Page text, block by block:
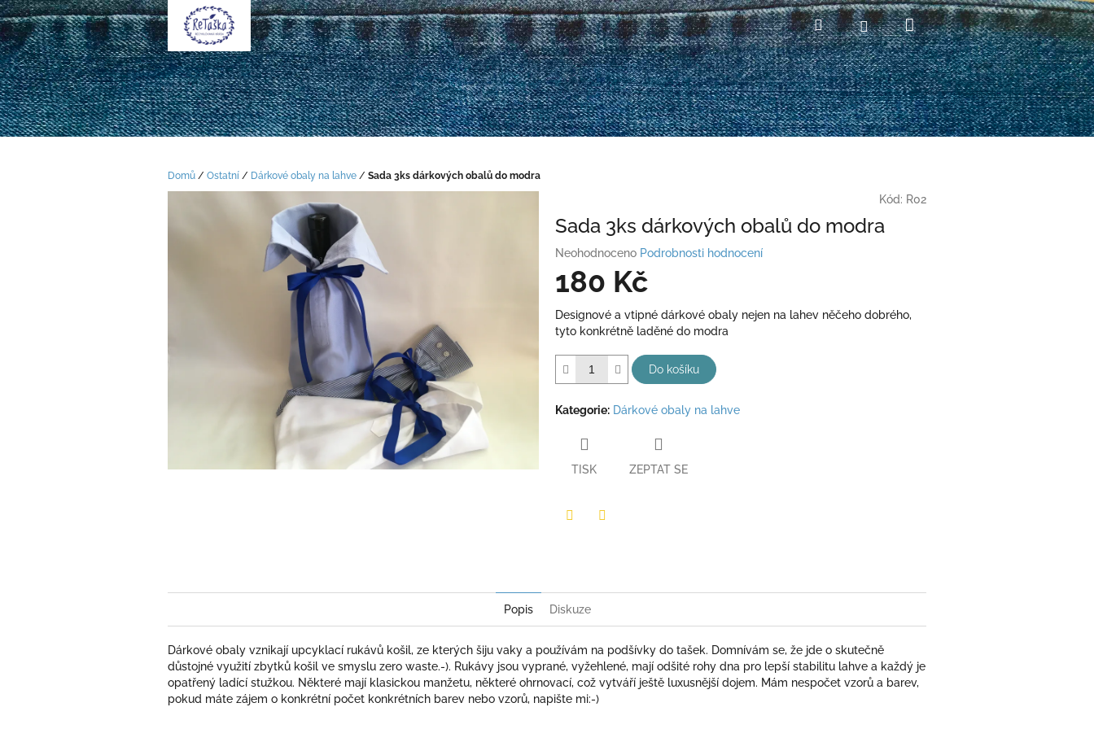
Přejít
na
obsah
HledatPřihlášeníNákupní
košík
Domů / Ostatní / Dárkové obaly na lahve / Sada 3ks dárkových obalů do modra
Kód: R02
Sada 3ks dárkových obalů do modra
Průměrné
hodnocení
produktu
0,0
z
hvězdiček.
Neohodnoceno Podrobnosti hodnocení
180 Kč
Měrná
cena:
Designové a vtipné dárkové obaly nejen na lahev něčeho dobrého,
tyto konkrétně laděné do modra
Do košíku
Kategorie: Dárkové obaly na lahve
TISK ZEPTAT SE
Popis Diskuze
Dárkové obaly vznikají upcyklací rukávů košil, ze kterých šiju vaky a používám na podšívky do tašek. Domnívám se, že jde o skutečně
důstojné využití zbytků košil ve smyslu zero waste.-). Rukávy jsou vyprané, vyžehlené, mají odšité rohy dna pro lepší stabilitu lahve a každý je
opatřený ladící stužkou. Některé mají klasickou manžetu, některé ohrnovací, což vytváří ještě luxusnější dojem. Mám nespočet vzorů a barev,
pokud máte zájem o konkrétní počet konkrétních barev nebo vzorů, napište mi:-)